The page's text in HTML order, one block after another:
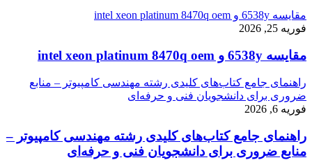
مقایسه 6538y و intel xeon platinum 8470q oem
فوریه 25, 2026
مقایسه 6538y و intel xeon platinum 8470q oem
راهنمای جامع کتاب‌های کلیدی رشته مهندسی کامپیوتر – منابع
ضروری برای دانشجویان فنی و حرفه‌ای
فوریه 6, 2026
راهنمای جامع کتاب‌های کلیدی رشته مهندسی کامپیوتر –
منابع ضروری برای دانشجویان فنی و حرفه‌ای